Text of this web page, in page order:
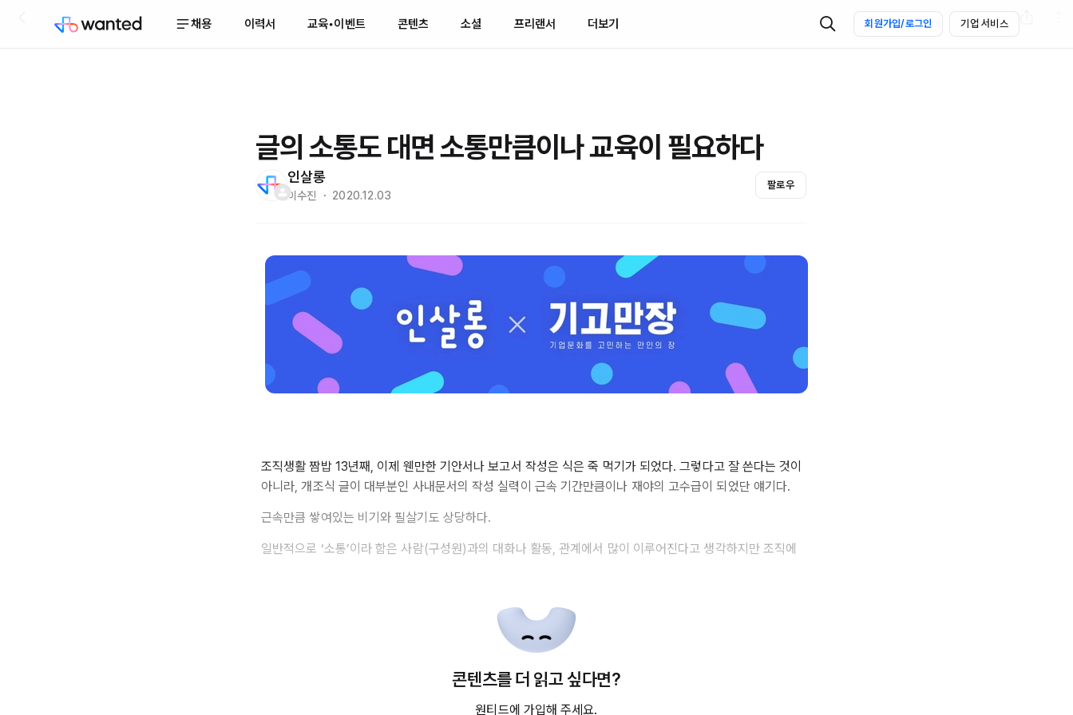
채용 이력서 교육•이벤트 콘텐츠 소셜 프리랜서 더보기 회원가입/로그인 기업 서비스
글의 소통도 대면 소통만큼이나 교육이 필요하다
인살롱
이수진 ・ 2020.12.03
팔로우
조직생활 짬밥 13년째, 이제 웬만한 기안서나 보고서 작성은 식은 죽 먹기가 되었다. 그렇다고 잘 쓴다는 것이
아니라, 개조식 글이 대부분인 사내문서의 작성 실력이 근속 기간만큼이나 재야의 고수급이 되었단 얘기다.
근속만큼 쌓여있는 비기와 필살기도 상당하다.
일반적으로 ‘소통’이라 함은 사람(구성원)과의 대화나 활동, 관계에서 많이 이루어진다고 생각하지만 조직에
콘텐츠를 더 읽고 싶다면?
원티드에 가입해 주세요.